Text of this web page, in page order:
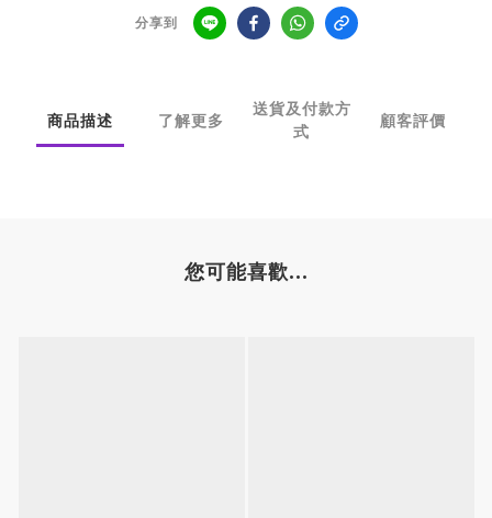
分享到
商品描述 了解更多
送貨及付款方
式
顧客評價
您可能喜歡...